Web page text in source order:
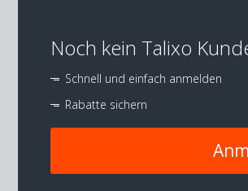
Noch kein Talixo
Schnell und einfach anmelden
Rabatte sichern